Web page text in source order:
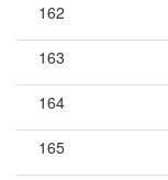
162
163
164
165